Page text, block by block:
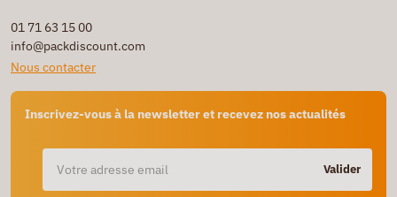
01 71 63 15 00
info@packdiscount.com
Nous contacter
Inscrivez-vous à la newsletter et recevez nos actualités
Valider